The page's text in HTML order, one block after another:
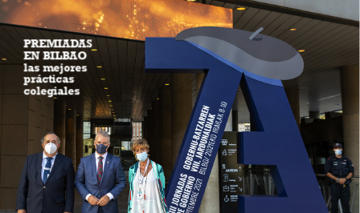
PREMIADAS
EN BILBAO
las mejores
prácticas
colegiales